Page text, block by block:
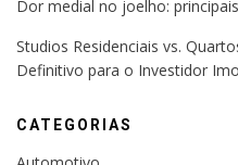
Dor medial no joelho:
Studios Residenciais vs.
Definitivo para o Investidor
CATEGORIAS